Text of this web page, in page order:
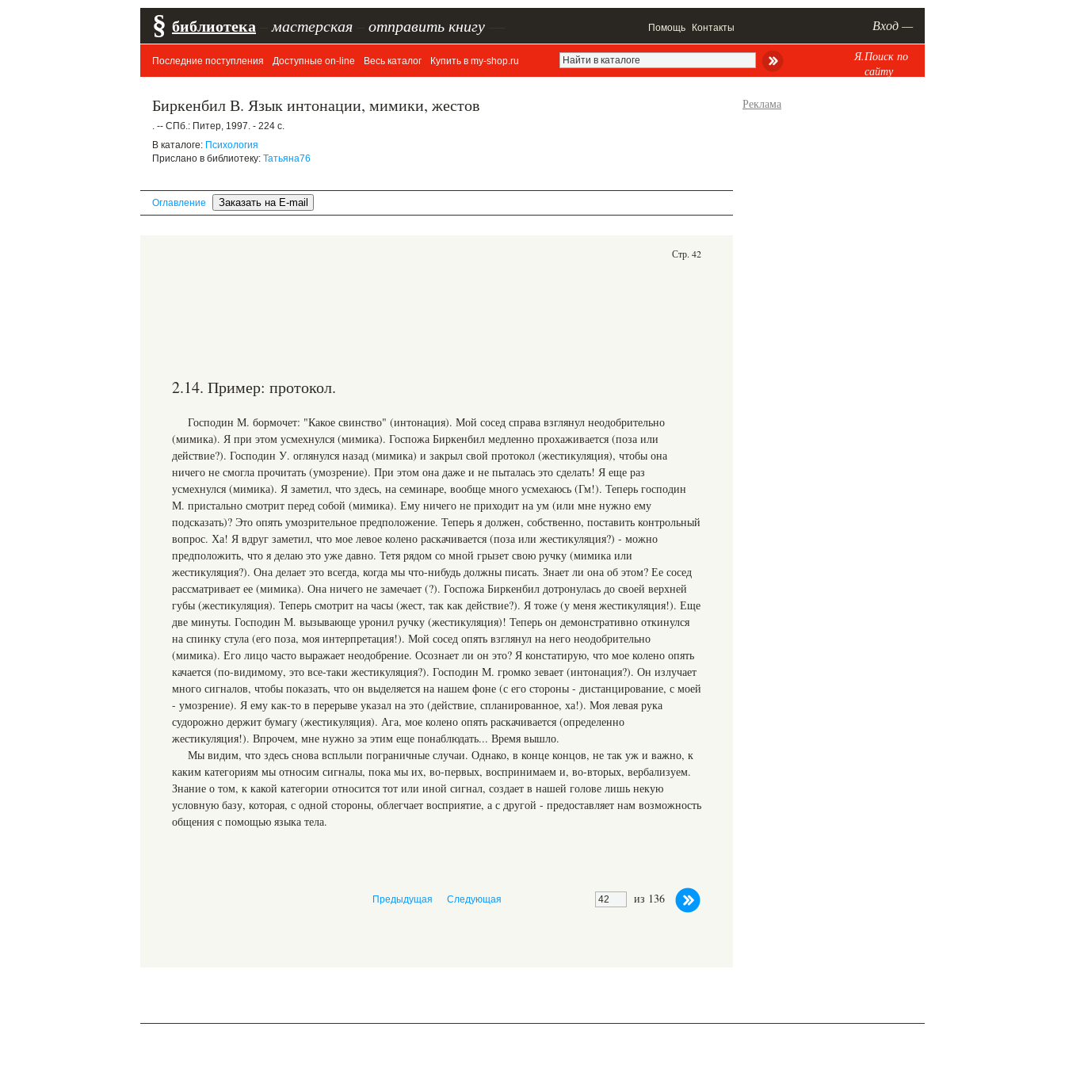
§ библиотека мастерская отправить книгу Помощь Контакты Вход —
Последние поступления Доступные on-line Весь каталог Купить в my-shop.ru
Я.Поиск по
сайту
Биркенбил В. Язык интонации, мимики, жестов
. -- СПб.: Питер, 1997. - 224 с.
В каталоге: Психология
Прислано в библиотеку: Татьяна76
Оглавление
Стр. 42
2.14. Пример: протокол.
Господин М. бормочет: "Какое свинство" (интонация). Мой сосед справа взглянул неодобрительно
(мимика). Я при этом усмехнулся (мимика). Госпожа Биркенбил медленно прохаживается (поза или
действие?). Господин У. оглянулся назад (мимика) и закрыл свой протокол (жестикуляция), чтобы она
ничего не смогла прочитать (умозрение). При этом она даже и не пыталась это сделать! Я еще раз
усмехнулся (мимика). Я заметил, что здесь, на семинаре, вообще много усмехаюсь (Гм!). Теперь господин
М. пристально смотрит перед собой (мимика). Ему ничего не приходит на ум (или мне нужно ему
подсказать)? Это опять умозрительное предположение. Теперь я должен, собственно, поставить контрольный
вопрос. Ха! Я вдруг заметил, что мое левое колено раскачивается (поза или жестикуляция?) - можно
предположить, что я делаю это уже давно. Тетя рядом со мной грызет свою ручку (мимика или
жестикуляция?). Она делает это всегда, когда мы что-нибудь должны писать. Знает ли она об этом? Ее сосед
рассматривает ее (мимика). Она ничего не замечает (?). Госпожа Биркенбил дотронулась до своей верхней
губы (жестикуляция). Теперь смотрит на часы (жест, так как действие?). Я тоже (у меня жестикуляция!). Еще
две минуты. Господин М. вызывающе уронил ручку (жестикуляция)! Теперь он демонстративно откинулся
на спинку стула (его поза, моя интерпретация!). Мой сосед опять взглянул на него неодобрительно
(мимика). Его лицо часто выражает неодобрение. Осознает ли он это? Я констатирую, что мое колено опять
качается (по-видимому, это все-таки жестикуляция?). Господин М. громко зевает (интонация?). Он излучает
много сигналов, чтобы показать, что он выделяется на нашем фоне (с его стороны - дистанцирование, с моей
- умозрение). Я ему как-то в перерыве указал на это (действие, спланированное, ха!). Моя левая рука
судорожно держит бумагу (жестикуляция). Ага, мое колено опять раскачивается (определенно
жестикуляция!). Впрочем, мне нужно за этим еще понаблюдать... Время вышло.
Мы видим, что здесь снова всплыли пограничные случаи. Однако, в конце концов, не так уж и важно, к
каким категориям мы относим сигналы, пока мы их, во-первых, воспринимаем и, во-вторых, вербализуем.
Знание о том, к какой категории относится тот или иной сигнал, создает в нашей голове лишь некую
условную базу, которая, с одной стороны, облегчает восприятие, а с другой - предоставляет нам возможность
общения с помощью языка тела.
из 136
Предыдущая Следующая
Реклама